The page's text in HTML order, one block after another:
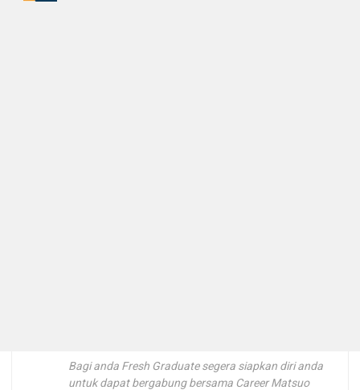
Bagi anda Fresh Graduate segera siapkan diri anda
untuk dapat bergabung bersama Career Matsuo